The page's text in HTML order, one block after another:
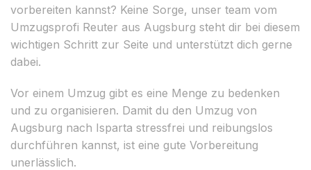
vorbereiten kannst? Keine Sorge, unser team vom
Umzugsprofi Reuter aus Augsburg steht dir bei diesem
wichtigen Schritt zur Seite und unterstützt dich gerne
dabei.
Vor einem Umzug gibt es eine Menge zu bedenken
und zu organisieren. Damit du den Umzug von
Augsburg nach Isparta stressfrei und reibungslos
durchführen kannst, ist eine gute Vorbereitung
unerlässlich.